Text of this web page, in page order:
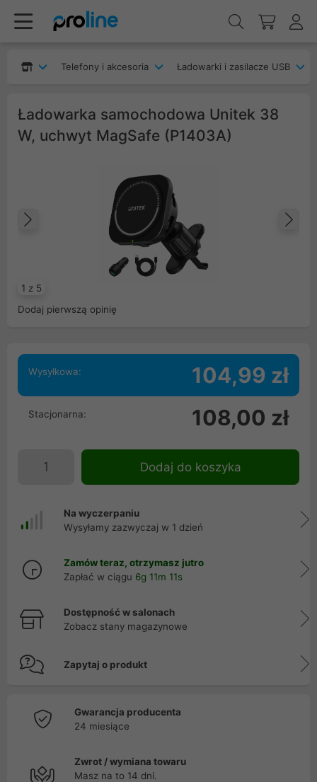
Telefony i akcesoria Ładowarki i zasilacze USB
Ładowarka samochodowa Unitek 38
W, uchwyt MagSafe (P1403A)
1 z 5
Poprzedni
Dodaj pierwszą opinię
Wysyłkowa: 104,99 zł
Stacjonarna: 108,00 zł
Dodaj do koszyka
Na wyczerpaniu
Wysyłamy zazwyczaj w 1 dzień
Zamów teraz, otrzymasz jutro
Zapłać w ciągu 6g 11m 10s
Dostępność w salonach
Zobacz stany magazynowe
Zapytaj o produkt
Gwarancja producenta
24 miesiące
Zwrot / wymiana towaru
Masz na to 14 dni.